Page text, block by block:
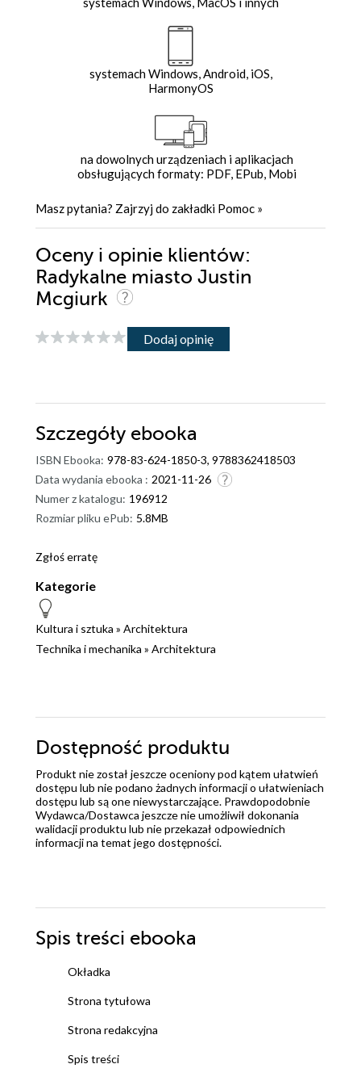
systemach Windows, Android, iOS,
HarmonyOS
na dowolnych urządzeniach i aplikacjach
obsługujących formaty: PDF, EPub, Mobi
Masz pytania? Zajrzyj do zakładki Pomoc »
Oceny i opinie klientów:
Radykalne miasto Justin
Mcgiurk
Dodaj opinię
Szczegóły ebooka
ISBN Ebooka: 978-83-624-1850-3, 9788362418503
Data wydania ebooka : 2021-11-26
Numer z katalogu: 196912
Rozmiar pliku ePub: 5.8MB
Zgłoś erratę
Kategorie
Kultura i sztuka » Architektura
Technika i mechanika » Architektura
Dostępność produktu
Produkt nie został jeszcze oceniony pod kątem ułatwień
dostępu lub nie podano żadnych informacji o ułatwieniach
dostępu lub są one niewystarczające. Prawdopodobnie
Wydawca/Dostawca jeszcze nie umożliwił dokonania
walidacji produktu lub nie przekazał odpowiednich
informacji na temat jego dostępności.
Spis treści ebooka
Okładka
Strona tytułowa
Strona redakcyjna
Spis treści